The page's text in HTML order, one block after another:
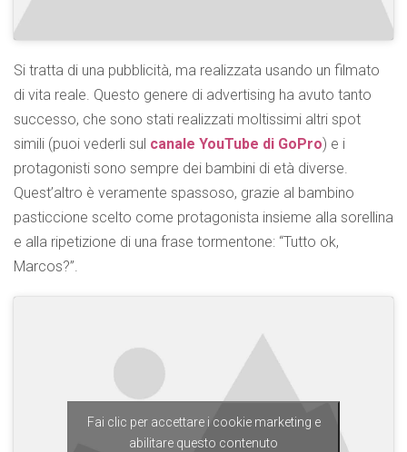
Si tratta di una pubblicità, ma realizzata usando un filmato
di vita reale. Questo genere di advertising ha avuto tanto
successo, che sono stati realizzati moltissimi altri spot
simili (puoi vederli sul canale YouTube di GoPro) e i
protagonisti sono sempre dei bambini di età diverse.
Quest’altro è veramente spassoso, grazie al bambino
pasticcione scelto come protagonista insieme alla sorellina
e alla ripetizione di una frase tormentone: “Tutto ok,
Marcos?”.
Fai clic per accettare i cookie marketing e
abilitare questo contenuto